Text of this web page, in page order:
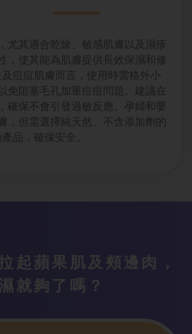
尤其適合乾燥、敏感肌膚以及濕疹
，使其能為肌膚提供長效保濕和修
痘痘肌膚而言，使用時需格外小
免阻塞毛孔加重痘痘問題。建議在
確保不會引發過敏反應。孕婦和嬰
，但需選擇純天然、不含添加劑的
品，確保安全。
起蘋果肌及頰邊肉，
就夠了嗎？